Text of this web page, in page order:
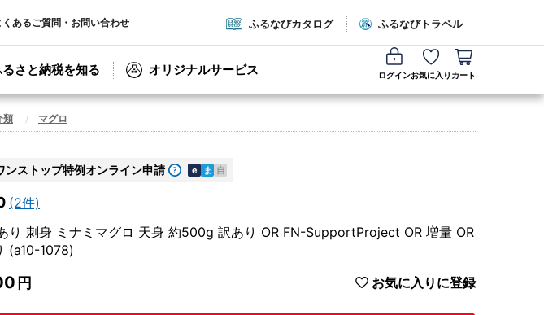
くあるご質問・お問い合わせ ふるなびカタログ ふるなびトラベル
さと納税を知る オリジナルサービス ログインお気に入り カート
類 マグロ
ンストップ特例オンライン申請 e ま 自
(2件)
り 刺身 ミナミマグロ 天身 約500g 訳あり OR FN-SupportProject OR 増量 OR
(a10-1078)
お気に入りに登録